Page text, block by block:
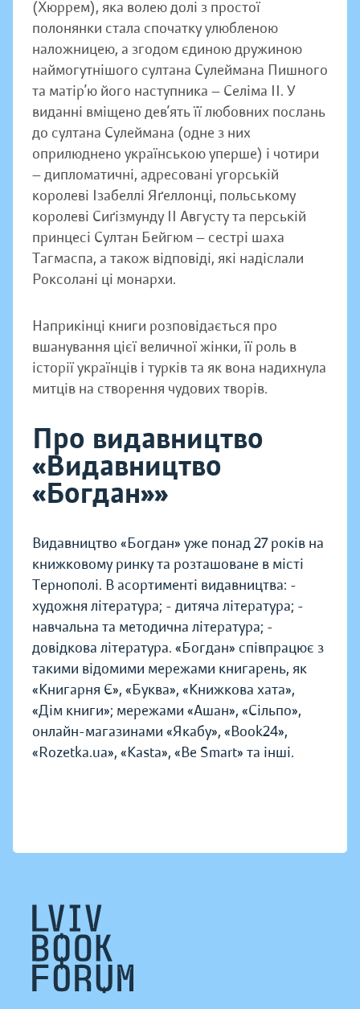
(Хюррем), яка волею долі з простої
полонянки стала спочатку улюбленою
наложницею, а згодом єдиною дружиною
наймогутнішого султана Сулеймана Пишного
та матір’ю його наступника — Селіма ІІ. У
виданні вміщено дев’ять її любовних послань
до султана Сулеймана (одне з них
оприлюднено українською уперше) і чотири
— дипломатичні, адресовані угорській
королеві Ізабеллі Яґеллонці, польському
королеві Сиґізмунду ІІ Августу та перській
принцесі Султан Бейгюм — сестрі шаха
Тагмаспа, а також відповіді, які надіслали
Роксолані ці монархи.
Наприкінці книги розповідається про
вшанування цієї величної жінки, її роль в
історії українців і турків та як вона надихнула
митців на створення чудових творів.
Про видавництво
«Видавництво
«Богдан»»
Видавництво «Богдан» уже понад 27 років на
книжковому ринку та розташоване в місті
Тернополі. В асортименті видавництва: -
художня література; - дитяча література; -
навчальна та методична література; -
довідкова література. «Богдан» співпрацює з
такими відомими мережами книгарень, як
«Книгарня Є», «Буква», «Книжкова хата»,
«Дім книги»; мережами «Ашан», «Сільпо»,
онлайн-магазинами «Якабу», «Book24»,
«Rozetka.ua», «Kasta», «Be Smart» та інші.